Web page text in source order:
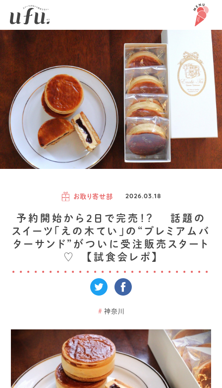
お取り寄せ部 2026.03.18
予約開始から2日で完売！？ 話題の
スイーツ「えの木てい」の“プレミアムバ
ターサンド”がついに受注販売スタート
♡ 【試食会レポ】
# 神奈川